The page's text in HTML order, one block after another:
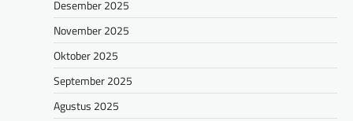
Desember 2025
November 2025
Oktober 2025
September 2025
Agustus 2025